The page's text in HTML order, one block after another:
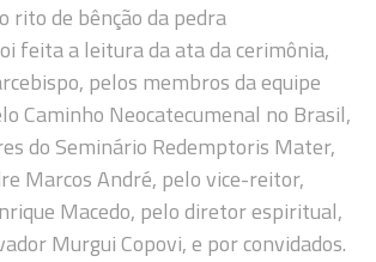
rito de bênção da pedra
feita a leitura da ata da cerimônia,
pelos membros da equipe
Caminho Neocatecumenal no Brasil,
do Seminário Redemptoris Mater,
Marcos André, pelo vice-reitor,
Macedo, pelo diretor espiritual,
Murgui Copovi, e por convidados.